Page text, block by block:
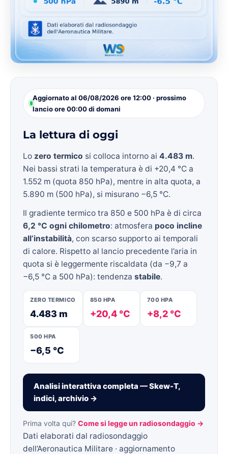
Aggiornato al 06/08/2026 ore 12:00 · prossimo
lancio ore 00:00 di domani
La lettura di oggi
Lo zero termico si colloca intorno ai 4.483 m.
Nei bassi strati la temperatura è di +20,4 °C a
1.552 m (quota 850 hPa), mentre in alta quota, a
5.890 m (500 hPa), si misurano −6,5 °C.
Il gradiente termico tra 850 e 500 hPa è di circa
6,2 °C ogni chilometro: atmosfera poco incline
all’instabilità, con scarso supporto ai temporali
di calore. Rispetto al lancio precedente l’aria in
quota si è leggermente riscaldata (da −9,7 a
−6,5 °C a 500 hPa): tendenza stabile.
ZERO TERMICO
4.483 m
850 HPA
+20,4 °C
700 HPA
+8,2 °C
500 HPA
−6,5 °C
Analisi interattiva completa — Skew-T,
indici, archivio →
Prima volta qui? Come si legge un radiosondaggio →
Dati elaborati dal radiosondaggio
dell’Aeronautica Militare · aggiornamento